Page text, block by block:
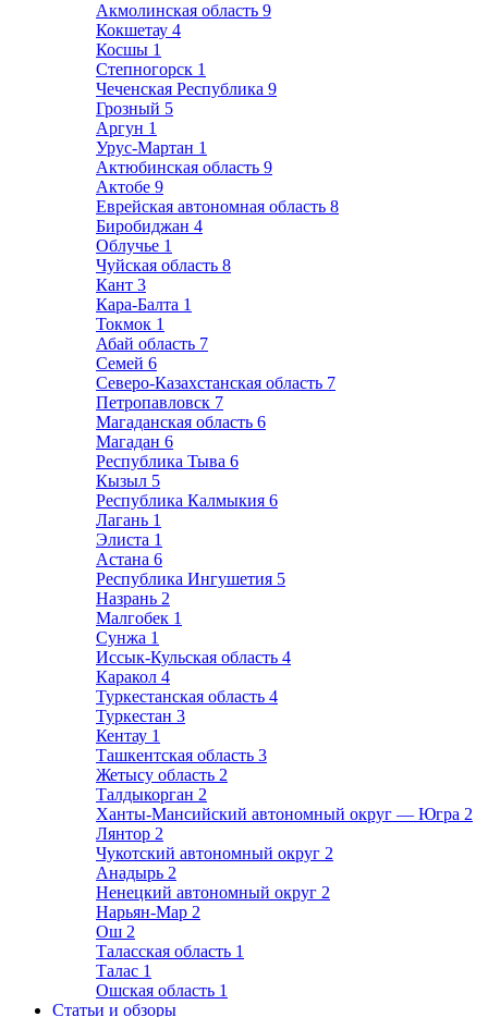
Акмолинская область 9
Кокшетау 4
Косшы 1
Степногорск 1
Чеченская Республика 9
Грозный 5
Аргун 1
Урус-Мартан 1
Актюбинская область 9
Актобе 9
Еврейская автономная область 8
Биробиджан 4
Облучье 1
Чуйская область 8
Кант 3
Кара-Балта 1
Токмок 1
Абай область 7
Семей 6
Северо-Казахстанская область 7
Петропавловск 7
Магаданская область 6
Магадан 6
Республика Тыва 6
Кызыл 5
Республика Калмыкия 6
Лагань 1
Элиста 1
Астана 6
Республика Ингушетия 5
Назрань 2
Малгобек 1
Сунжа 1
Иссык-Кульская область 4
Каракол 4
Туркестанская область 4
Туркестан 3
Кентау 1
Ташкентская область 3
Жетысу область 2
Талдыкорган 2
Ханты-Мансийский автономный округ — Югра 2
Лянтор 2
Чукотский автономный округ 2
Анадырь 2
Ненецкий автономный округ 2
Нарьян-Мар 2
Ош 2
Таласская область 1
Талас 1
Ошская область 1
Статьи и обзоры